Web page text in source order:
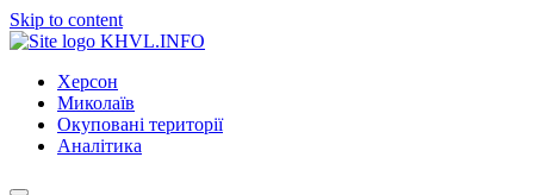
Skip to content
KHVL.INFO
Херсон
Миколаїв
Окуповані території
Аналітика